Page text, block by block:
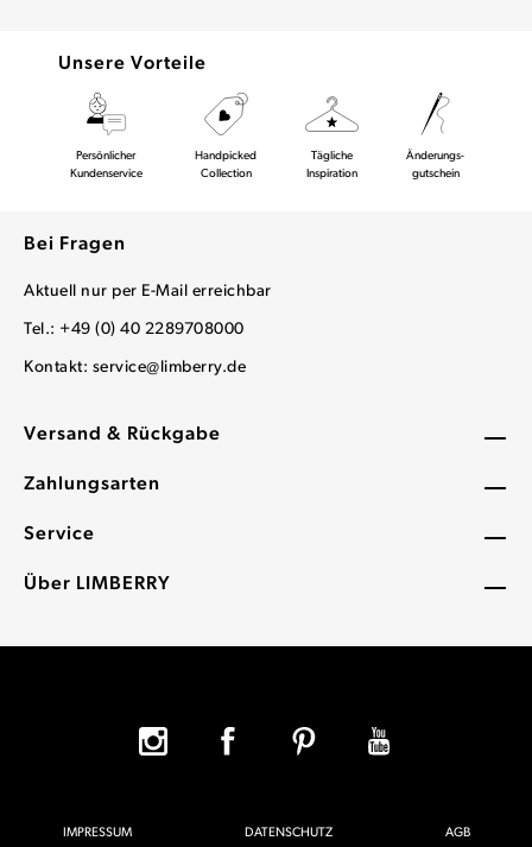
Versand & Rückgabe
Zahlungsarten
Service
Über LIMBERRY
Unsere Vorteile
Persönlicher
Kundenservice
Handpicked
Collection
Tägliche
Inspiration
Änderungs-
gutschein
Bei Fragen
Aktuell nur per E-Mail erreichbar
Tel.: +49 (0) 40 2289708000
Kontakt: service@limberry.de
IMPRESSUM DATENSCHUTZ AGB